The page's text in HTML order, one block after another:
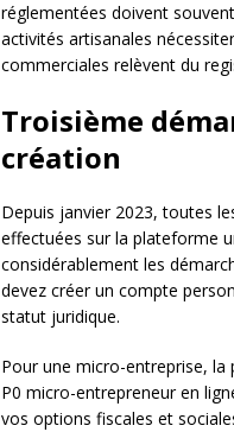
réglementées doivent
activités artisanales
commerciales relèvent du
Troisième
création
Depuis janvier 2023, toutes
effectuées sur la plateforme
considérablement les
devez créer un compte
statut juridique.
Pour une micro-entreprise,
P0 micro-entrepreneur en
vos options fiscales et